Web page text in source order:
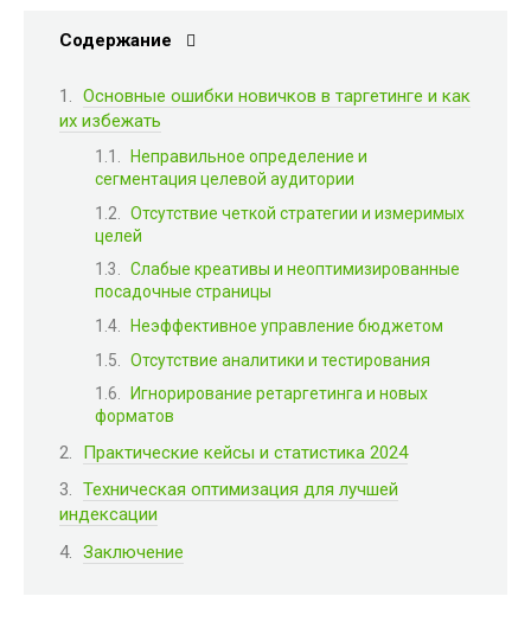
Содержание
Основные ошибки новичков в таргетинге и как
их избежать
Неправильное определение и
сегментация целевой аудитории
Отсутствие четкой стратегии и измеримых
целей
Слабые креативы и неоптимизированные
посадочные страницы
Неэффективное управление бюджетом
Отсутствие аналитики и тестирования
Игнорирование ретаргетинга и новых
форматов
Практические кейсы и статистика 2024
Техническая оптимизация для лучшей
индексации
Заключение